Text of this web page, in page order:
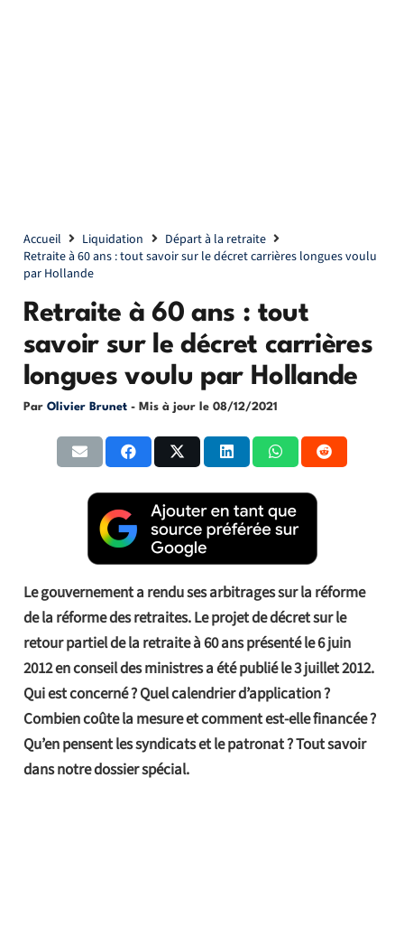
Accueil Liquidation
Départ à la retraite
Retraite à 60 ans : tout savoir sur le décret carrières longues voulu
par Hollande
Retraite à 60 ans : tout
savoir sur le décret carrières
longues voulu par Hollande
Par Olivier Brunet - Mis à jour le 08/12/2021
Le gouvernement a rendu ses arbitrages sur la réforme
de la réforme des retraites. Le projet de décret sur le
retour partiel de la retraite à 60 ans présenté le 6 juin
2012 en conseil des ministres a été publié le 3 juillet 2012.
Qui est concerné ? Quel calendrier d’application ?
Combien coûte la mesure et comment est-elle financée ?
Qu’en pensent les syndicats et le patronat ? Tout savoir
dans notre dossier spécial.